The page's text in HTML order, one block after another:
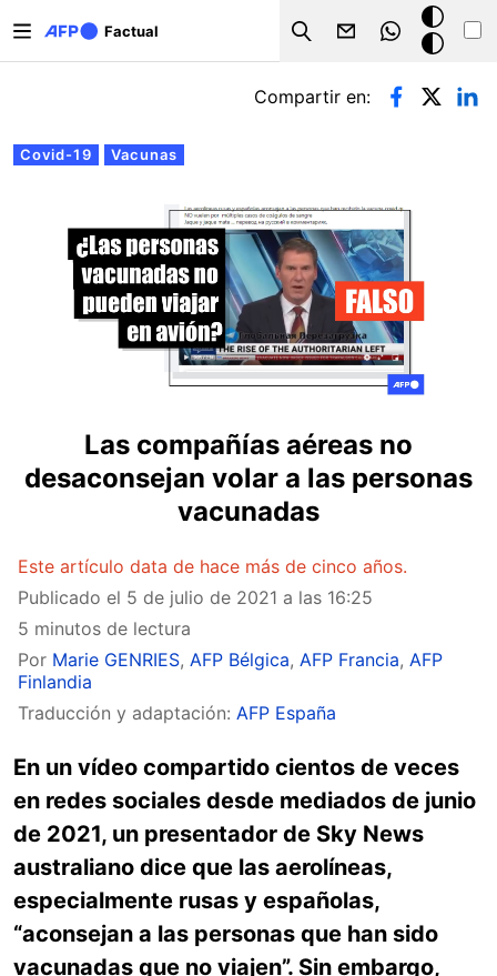
Factual
Search
Modo
oscuro
Solapas principales
Covid-19 Vacunas
Compartir en:
Las compañías aéreas no
desaconsejan volar a las personas
vacunadas
Este artículo data de hace más de cinco años.
Publicado el 5 de julio de 2021 a las 16:25
5 minutos de lectura
Por Marie GENRIES, AFP Bélgica, AFP Francia, AFP
Finlandia
Traducción y adaptación: AFP España
En un vídeo compartido cientos de veces
en redes sociales desde mediados de junio
de 2021, un presentador de Sky News
australiano dice que las aerolíneas,
especialmente rusas y españolas,
“aconsejan a las personas que han sido
vacunadas que no viajen”. Sin embargo,